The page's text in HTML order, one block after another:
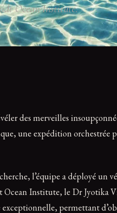
Ocean Institute.
des merveilles
une expédition orchestrée
l’équipe a déployé un
Institute, le Dr Jyotika
permettant